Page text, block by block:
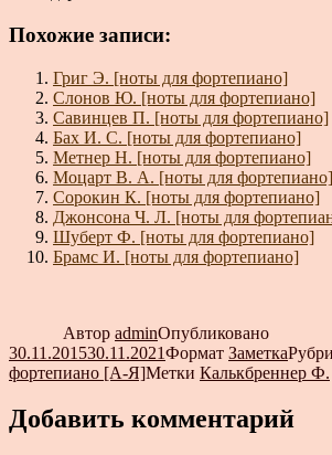
Похожие записи:
Григ Э. [ноты для фортепиано]
Слонов Ю. [ноты для фортепиано]
Савинцев П. [ноты для фортепиано]
Бах И. С. [ноты для фортепиано]
Метнер Н. [ноты для фортепиано]
Моцарт В. А. [ноты для фортепиано]
Сорокин К. [ноты для фортепиано]
Джонсона Ч. Л. [ноты для
Шуберт Ф. [ноты для фортепиано]
Брамс И. [ноты для фортепиано]
Автор adminОпубликовано
30.11.201530.11.2021Формат Заметка
фортепиано [А-Я]Метки Калькбреннер Ф.
Добавить комментарий